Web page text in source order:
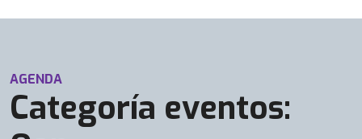
AGENDA
Categoría eventos: